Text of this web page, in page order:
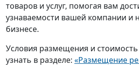
товаров и услуг, помогая вам
узнаваемости вашей компании и
бизнесе.
Условия размещения и
узнать в разделе: «Размещение